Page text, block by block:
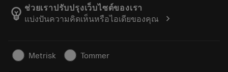
Rastreie seu pedido
Faça uma cotação
Manufacturing Wellness
Carreira
Artigos
Para a prensa
emoji_objects ช่วยเราปรับปรุงเว็บไซต์ของเรา
แบ่งปันความคิดเห็นหรือไอเดียของคุณ
chevron_right
Metrisk Tommer